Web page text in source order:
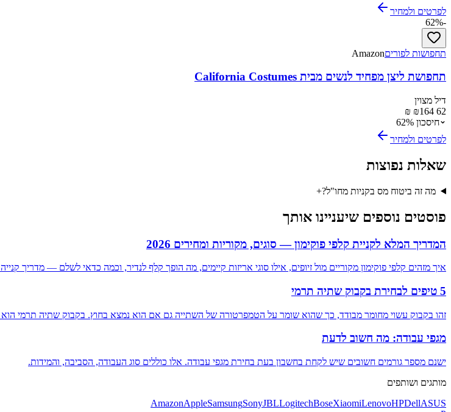
לפרטים ולמחיר
-
62%
תחפושות לפוריםAmazon
תחפושת ליצן מפחיד לנשים מבית California Costumes
דיל מצוין
62 ₪
164 ₪
חיסכון
62%
לפרטים ולמחיר
שאלות נפוצות
מה זה ביטוח מס בקניות מחו"ל?+
פוסטים נוספים שיעניינו אותך
המדריך המלא לקניית קלפי פוקימון — סוגים, מקוריות ומחירים 2026
איך מזהים קלפי פוקימון מקוריים מול זיופים, אילו סוגי אריזות קיימים, מה הופך קלף לנדיר, וכמה כדאי לשלם — מדריך
5 טיפים לבחירת בקבוק שתיה תרמי
זהו בקבוק עשוי מחומר מבודד, כך שהוא שומר על הטמפרטורה של השתייה גם אם הוא נמצא בחוץ. בקבוק שתיה תרמי הוא
מגפי עבודה: מה חשוב לדעת
ישנם מספר גורמים חשובים שיש לקחת בחשבון בעת בחירת מגפי עבודה. אלו כוללים סוג העבודה, הסביבה, והמידות.
מותגים ושותפים
AmazonAppleSamsungSonyJBLLogitechBoseXiaomiLenovoHPDellASUS